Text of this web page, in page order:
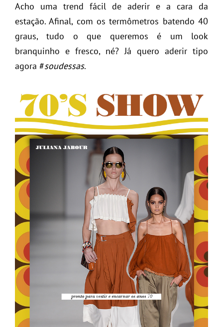
Acho uma trend fácil de aderir e a cara da
estação. Afinal, com os termômetros batendo 40
graus, tudo o que queremos é um look
branquinho e fresco, né? Já quero aderir tipo
agora #soudessas.